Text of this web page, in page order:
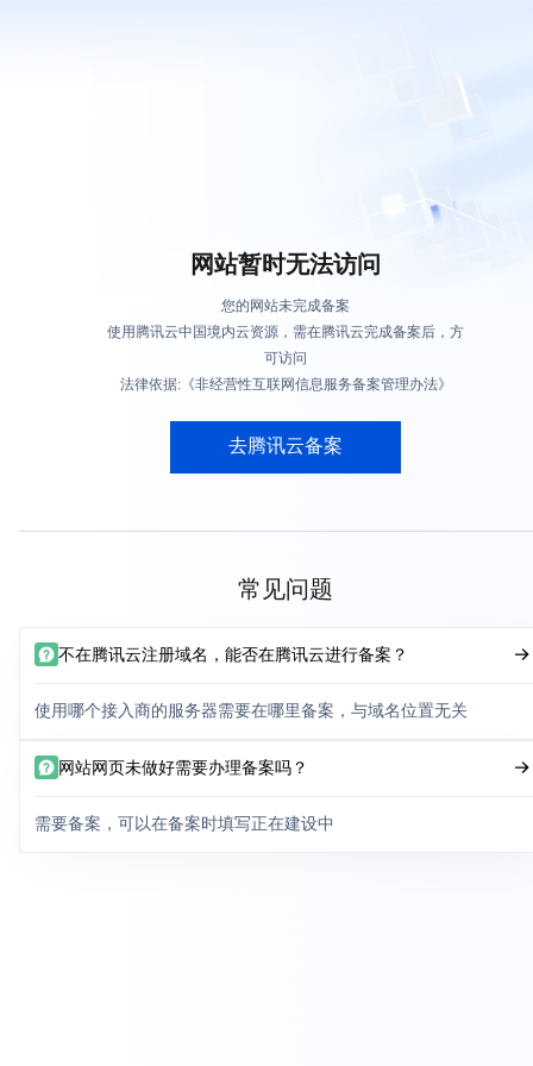
网站暂时无法访问
您的网站未完成备案
使用腾讯云中国境内云资源，需在腾讯云完成备案后，方
可访问
法律依据:《非经营性互联网信息服务备案管理办法》
去腾讯云备案
常见问题
不在腾讯云注册域名，能否在腾讯云进行备案？
使用哪个接入商的服务器需要在哪里备案，与域名位置无关
网站网页未做好需要办理备案吗？
需要备案，可以在备案时填写正在建设中